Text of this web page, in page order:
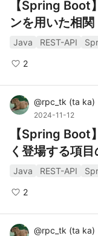
【Spring Boot
ンを用いた相
紹介
Java REST-API
2
@rpc_tk (ta ka)
2024-11-12
【Spring Boot
く登場する項
で紹介
Java REST-API
2
@rpc_tk (ta ka)